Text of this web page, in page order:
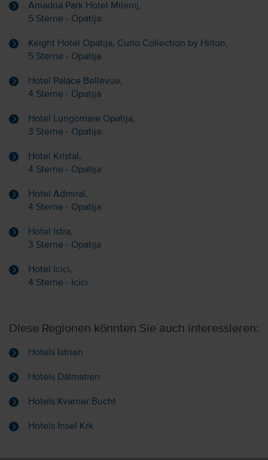
Amadria Park Hotel Milenij,
5 Sterne - Opatija
Keight Hotel Opatija, Curio Collection by Hilton,
5 Sterne - Opatija
Hotel Palace Bellevue,
4 Sterne - Opatija
Hotel Lungomare Opatija,
3 Sterne - Opatija
Hotel Kristal,
4 Sterne - Opatija
Hotel Admiral,
4 Sterne - Opatija
Hotel Istra,
3 Sterne - Opatija
Hotel Icici,
4 Sterne - Icici
Diese Regionen könnten Sie auch interessieren:
Hotels Istrien
Hotels Dalmatien
Hotels Kvarner Bucht
Hotels Insel Krk